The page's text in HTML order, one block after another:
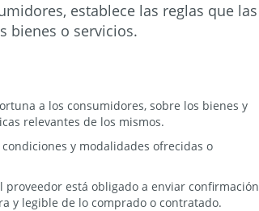
establece las reglas que las
bienes o servicios.
a los consumidores, sobre los bienes y
relevantes de los mismos.
y modalidades ofrecidas o
está obligado a enviar confirmación
y legible de lo comprado o contratado.